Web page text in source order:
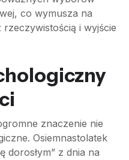
co wymusza na
rzeczywistością i wyjście
znaczenie nie
Osiemnastolatek
dorosłym” z dnia na